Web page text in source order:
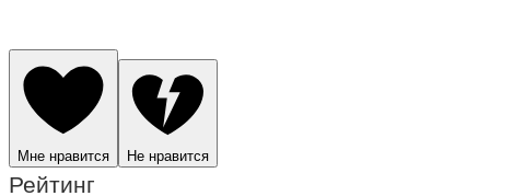
Мне нравится Не нравится
Рейтинг